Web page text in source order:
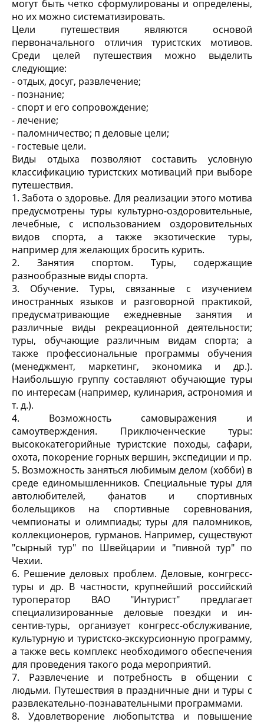
могут быть четко сформулированы и определены,
но их можно систематизировать.
Цели путешествия являются основой
первоначального отличия туристских мотивов.
Среди целей путешествия можно выделить
следующие:
- отдых, досуг, развлечение;
- познание;
- спорт и его сопровождение;
- лечение;
- паломничество; п деловые цели;
- гостевые цели.
Виды отдыха позволяют составить условную
классификацию туристских мотиваций при выборе
путешествия.
1. Забота о здоровье. Для реализации этого мотива
предусмотрены туры культурно-оздоровительные,
лечебные, с использованием оздоровительных
видов спорта, а также экзотические туры,
например для желающих бросить курить.
2. Занятия спортом. Туры, содержащие
разнообразные виды спорта.
3. Обучение. Туры, связанные с изучением
иностранных языков и разговорной практикой,
предусматривающие ежедневные занятия и
различные виды рекреационной деятельности;
туры, обучающие различным видам спорта; а
также профессиональные программы обучения
(менеджмент, маркетинг, экономика и др.).
Наибольшую группу составляют обучающие туры
по интересам (например, кулинария, астрономия и
т. д.).
4. Возможность самовыражения и
самоутверждения. Приключенческие туры:
высококатегорийные туристские походы, сафари,
охота, покорение горных вершин, экспедиции и пр.
5. Возможность заняться любимым делом (хобби) в
среде единомышленников. Специальные туры для
автолюбителей, фанатов и спортивных
болельщиков на спортивные соревнования,
чемпионаты и олимпиады; туры для паломников,
коллекционеров, гурманов. Например, существуют
"сырный тур" по Швейцарии и "пивной тур" по
Чехии.
6. Решение деловых проблем. Деловые, конгресс-
туры и др. В частности, крупнейший российский
туроператор ВАО "Интурист" предлагает
специализированные деловые поездки и ин-
сентив-туры, организует конгресс-обслуживание,
культурную и туристско-экскурсионную программу,
а также весь комплекс необходимого обеспечения
для проведения такого рода мероприятий.
7. Развлечение и потребность в общении с
людьми. Путешествия в праздничные дни и туры с
развлекательно-познавательными программами.
8. Удовлетворение любопытства и повышение